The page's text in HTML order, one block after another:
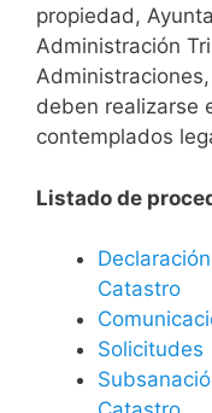
propiedad,
Administración
deben realizarse
contemplados
Listado de
Catastro
Solicitudes